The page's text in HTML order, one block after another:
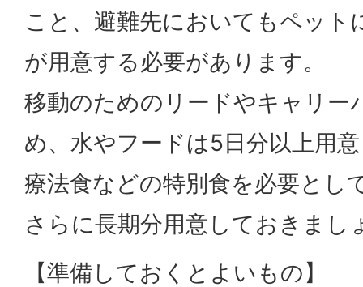
こと、避難先においてもペット
が用意する必要があります。
移動のためのリードやキャリー
め、水やフードは5日分以上用
療法食などの特別食を必要とし
さらに長期分用意しておきまし
【準備しておくとよいもの】